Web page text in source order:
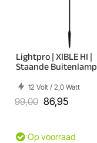
Lightpro | XIBLE HI |
Staande Buitenlamp
12 Volt / 2,0 Watt
99,00 86,95
Op voorraad